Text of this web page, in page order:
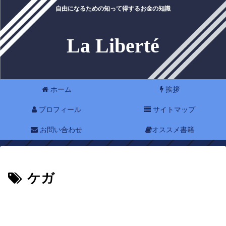
自由になるための知って得するお金の知識
La Liberté
ホーム 挨拶
プロフィール サイトマップ
お問い合わせ オススメ書籍
ケガ